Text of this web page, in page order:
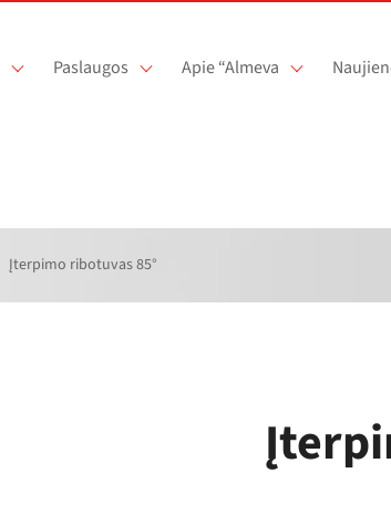
Paslaugos Apie “Almeva
Įterpimo ribotuvas 85°